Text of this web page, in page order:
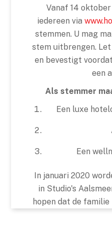
Vanaf 14
iedereen via
stemmen. U mag
stem uitbrengen.
en bevestigt
een
Als stemmer
Een luxe
Een
In januari 2020
in Studio's
hopen dat de